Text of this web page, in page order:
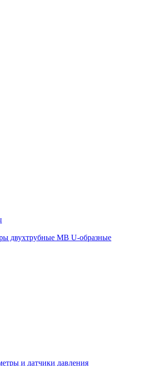
двухтрубные МВ U-образные
и датчики давления